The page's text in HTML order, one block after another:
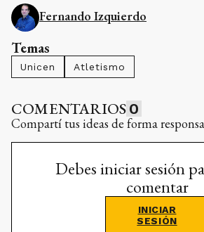
Fernando Izquierdo
Temas
Unicen Atletismo
COMENTARIOS 0
Compartí tus ideas de forma
Debes iniciar sesión
comentar
INICIAR
SESIÓN